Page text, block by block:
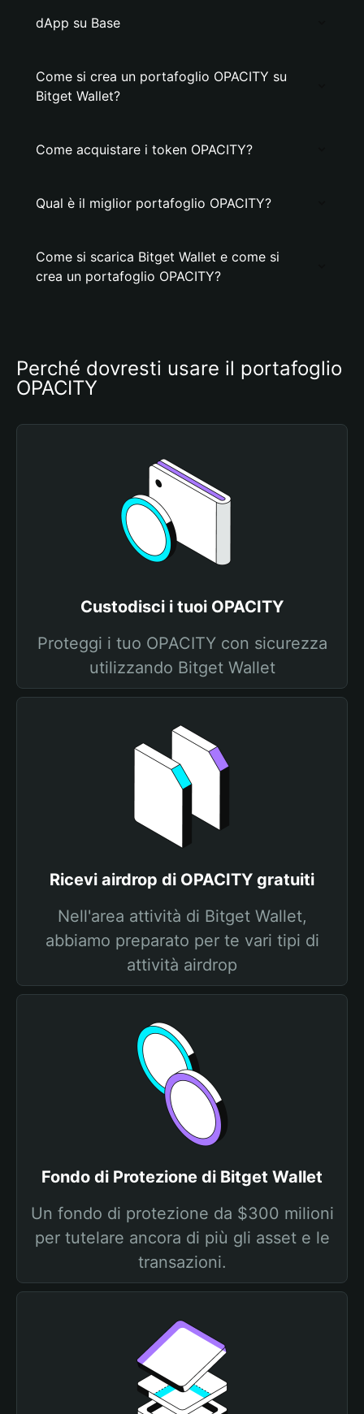
dApp su Base
Come si crea un portafoglio OPACITY su
Bitget Wallet?
Come acquistare i token OPACITY?
Qual è il miglior portafoglio OPACITY?
Come si scarica Bitget Wallet e come si
crea un portafoglio OPACITY?
Perché dovresti usare il portafoglio
OPACITY
Custodisci i tuoi OPACITY
Proteggi i tuo OPACITY con sicurezza
utilizzando Bitget Wallet
Ricevi airdrop di OPACITY gratuiti
Nell'area attività di Bitget Wallet,
abbiamo preparato per te vari tipi di
attività airdrop
Fondo di Protezione di Bitget Wallet
Un fondo di protezione da $300 milioni
per tutelare ancora di più gli asset e le
transazioni.